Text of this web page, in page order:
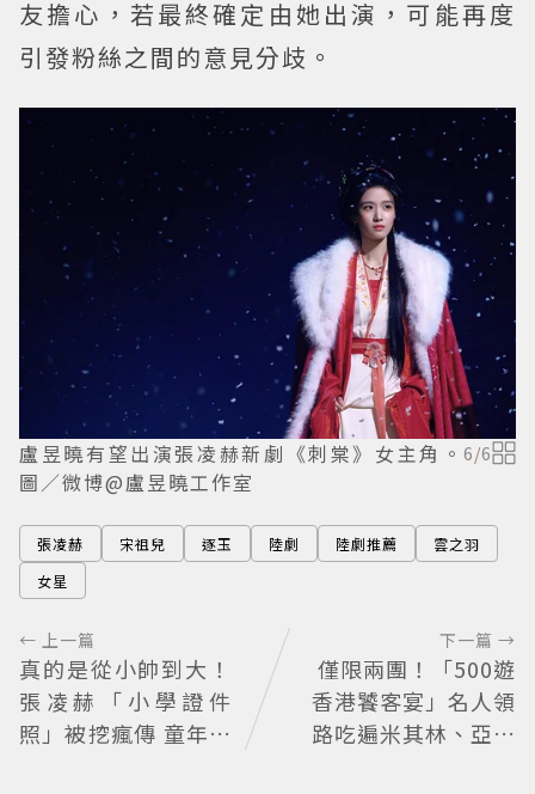
友擔心，若最終確定由她出演，可能再度
引發粉絲之間的意見分歧。
盧昱曉有望出演張凌赫新劇《刺棠》女主角。
圖／微博@盧昱曉工作室
6/6
張凌赫 宋祖兒 逐玉 陸劇 陸劇推薦
雲之羽
女星
← 上一篇
真的是從小帥到大！
張凌赫「小學證件
照」被挖瘋傳 童年到
下一篇 →
僅限兩團！「500遊
香港饕客宴」名人領
路吃遍米其林、亞洲